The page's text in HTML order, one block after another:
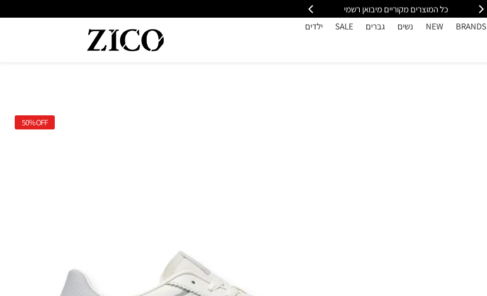
משלוח מהיר עד הבית חינם בקנייה מעל 399
BRANDS
NEW נשים גברים SALE ילדים
50%OFF